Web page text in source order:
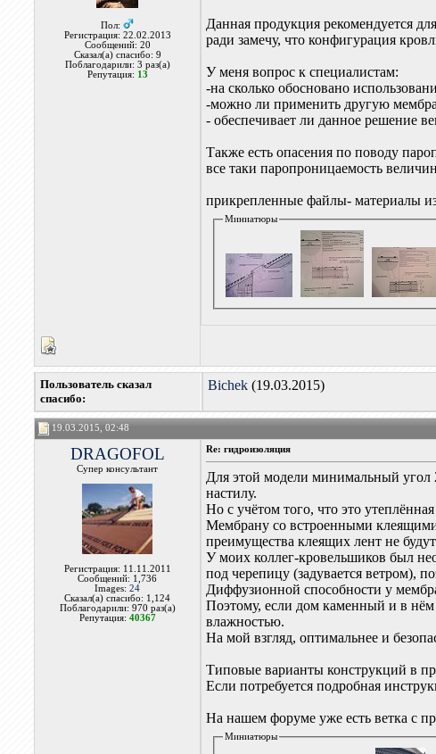
Пол:
Регистрация: 22.02.2013
Сообщений: 20
Сказал(а) спасибо: 9
Поблагодарили: 3 раз(а)
Репутация: 13
Данная продукция рекомендуется
ради замечу, что конфигурация
У меня вопрос к специалистам:
-на сколько обосновано
-можно ли применить другую
- обеспечивает ли данное решение
Также есть опасения по поводу
все таки паропроницаемость
прикрепленные файлы- материалы
Миниатюры
Пользователь сказал
cпасибо:
Bichek (19.03.2015)
19.03.2015, 02:48
DRAGOFOL
Супер консультант
Регистрация: 11.11.2011
Сообщений: 1,736
Images:24
Сказал(а) спасибо: 1,124
Поблагодарили: 970 раз(а)
Репутация: 40367
Re: гидроизоляция
Для этой модели минимальный
настилу.
Но с учётом того, что это
Мембрану со встроенными
преимущества клеящих лент не
У моих коллег-кровельшиков был
под черепицу (задувается ветром),
Диффузионной способности у
Поэтому, если дом каменный и в нём
влажностью.
На мой взгляд, оптимальнее и
Типовые варианты конструкций в
Если потребуется подробная
На нашем форуме уже есть ветка с
Миниатюры